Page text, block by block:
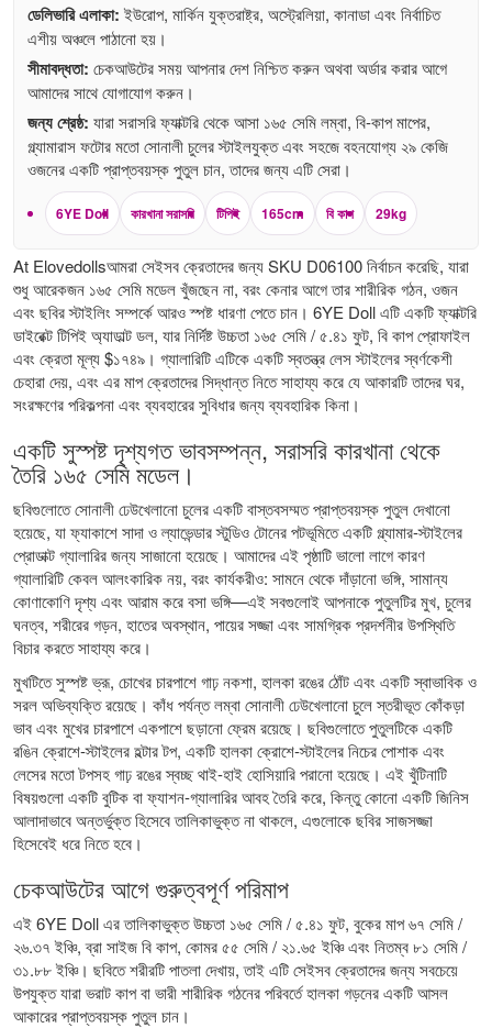
ডেলিভারি এলাকা: ইউরোপ, মার্কিন যুক্তরাষ্ট্র, অস্ট্রেলিয়া, কানাডা এবং নির্বাচিত
এশীয় অঞ্চলে পাঠানো হয়।
সীমাবদ্ধতা: চেকআউটের সময় আপনার দেশ নিশ্চিত করুন অথবা অর্ডার করার আগে
আমাদের সাথে যোগাযোগ করুন।
জন্য শ্রেষ্ঠ: যারা সরাসরি ফ্যাক্টরি থেকে আসা ১৬৫ সেমি লম্বা, বি-কাপ মাপের,
গ্ল্যামারাস ফটোর মতো সোনালী চুলের স্টাইলযুক্ত এবং সহজে বহনযোগ্য ২৯ কেজি
ওজনের একটি প্রাপ্তবয়স্ক পুতুল চান, তাদের জন্য এটি সেরা।
6YE Doll কারখানা সরাসরি টিপিই 165cm বি কাপ 29kg
At Elovedollsআমরা সেইসব ক্রেতাদের জন্য SKU D06100 নির্বাচন করেছি, যারা
শুধু আরেকজন ১৬৫ সেমি মডেল খুঁজছেন না, বরং কেনার আগে তার শারীরিক গঠন, ওজন
এবং ছবির স্টাইলিং সম্পর্কে আরও স্পষ্ট ধারণা পেতে চান। 6YE Doll এটি একটি ফ্যাক্টরি
ডাইরেক্ট টিপিই অ্যাডাল্ট ডল, যার নির্দিষ্ট উচ্চতা ১৬৫ সেমি / ৫.৪১ ফুট, বি কাপ প্রোফাইল
এবং ক্রেতা মূল্য $১৭৪৯। গ্যালারিটি এটিকে একটি স্বতন্ত্র লেস স্টাইলের স্বর্ণকেশী
চেহারা দেয়, এবং এর মাপ ক্রেতাদের সিদ্ধান্ত নিতে সাহায্য করে যে আকারটি তাদের ঘর,
সংরক্ষণের পরিকল্পনা এবং ব্যবহারের সুবিধার জন্য ব্যবহারিক কিনা।
একটি সুস্পষ্ট দৃশ্যগত ভাবসম্পন্ন, সরাসরি কারখানা থেকে
তৈরি ১৬৫ সেমি মডেল।
ছবিগুলোতে সোনালী ঢেউখেলানো চুলের একটি বাস্তবসম্মত প্রাপ্তবয়স্ক পুতুল দেখানো
হয়েছে, যা ফ্যাকাশে সাদা ও ল্যাভেন্ডার স্টুডিও টোনের পটভূমিতে একটি গ্ল্যামার-স্টাইলের
প্রোডাক্ট গ্যালারির জন্য সাজানো হয়েছে। আমাদের এই পৃষ্ঠাটি ভালো লাগে কারণ
গ্যালারিটি কেবল আলংকারিক নয়, বরং কার্যকরীও: সামনে থেকে দাঁড়ানো ভঙ্গি, সামান্য
কোণাকোণি দৃশ্য এবং আরাম করে বসা ভঙ্গি—এই সবগুলোই আপনাকে পুতুলটির মুখ, চুলের
ঘনত্ব, শরীরের গড়ন, হাতের অবস্থান, পায়ের সজ্জা এবং সামগ্রিক প্রদর্শনীর উপস্থিতি
বিচার করতে সাহায্য করে।
মুখটিতে সুস্পষ্ট ভ্রূ, চোখের চারপাশে গাঢ় নকশা, হালকা রঙের ঠোঁট এবং একটি স্বাভাবিক ও
সরল অভিব্যক্তি রয়েছে। কাঁধ পর্যন্ত লম্বা সোনালী ঢেউখেলানো চুলে স্তরীভূত কোঁকড়া
ভাব এবং মুখের চারপাশে একপাশে ছড়ানো ফ্রেম রয়েছে। ছবিগুলোতে পুতুলটিকে একটি
রঙিন ক্রোশে-স্টাইলের হল্টার টপ, একটি হালকা ক্রোশে-স্টাইলের নিচের পোশাক এবং
লেসের মতো টপসহ গাঢ় রঙের স্বচ্ছ থাই-হাই হোসিয়ারি পরানো হয়েছে। এই খুঁটিনাটি
বিষয়গুলো একটি বুটিক বা ফ্যাশন-গ্যালারির আবহ তৈরি করে, কিন্তু কোনো একটি জিনিস
আলাদাভাবে অন্তর্ভুক্ত হিসেবে তালিকাভুক্ত না থাকলে, এগুলোকে ছবির সাজসজ্জা
হিসেবেই ধরে নিতে হবে।
চেকআউটের আগে গুরুত্বপূর্ণ পরিমাপ
এই 6YE Doll এর তালিকাভুক্ত উচ্চতা ১৬৫ সেমি / ৫.৪১ ফুট, বুকের মাপ ৬৭ সেমি /
২৬.৩৭ ইঞ্চি, ব্রা সাইজ বি কাপ, কোমর ৫৫ সেমি / ২১.৬৫ ইঞ্চি এবং নিতম্ব ৮১ সেমি /
৩১.৮৮ ইঞ্চি। ছবিতে শরীরটি পাতলা দেখায়, তাই এটি সেইসব ক্রেতাদের জন্য সবচেয়ে
উপযুক্ত যারা ভরাট কাপ বা ভারী শারীরিক গঠনের পরিবর্তে হালকা গড়নের একটি আসল
আকারের প্রাপ্তবয়স্ক পুতুল চান।